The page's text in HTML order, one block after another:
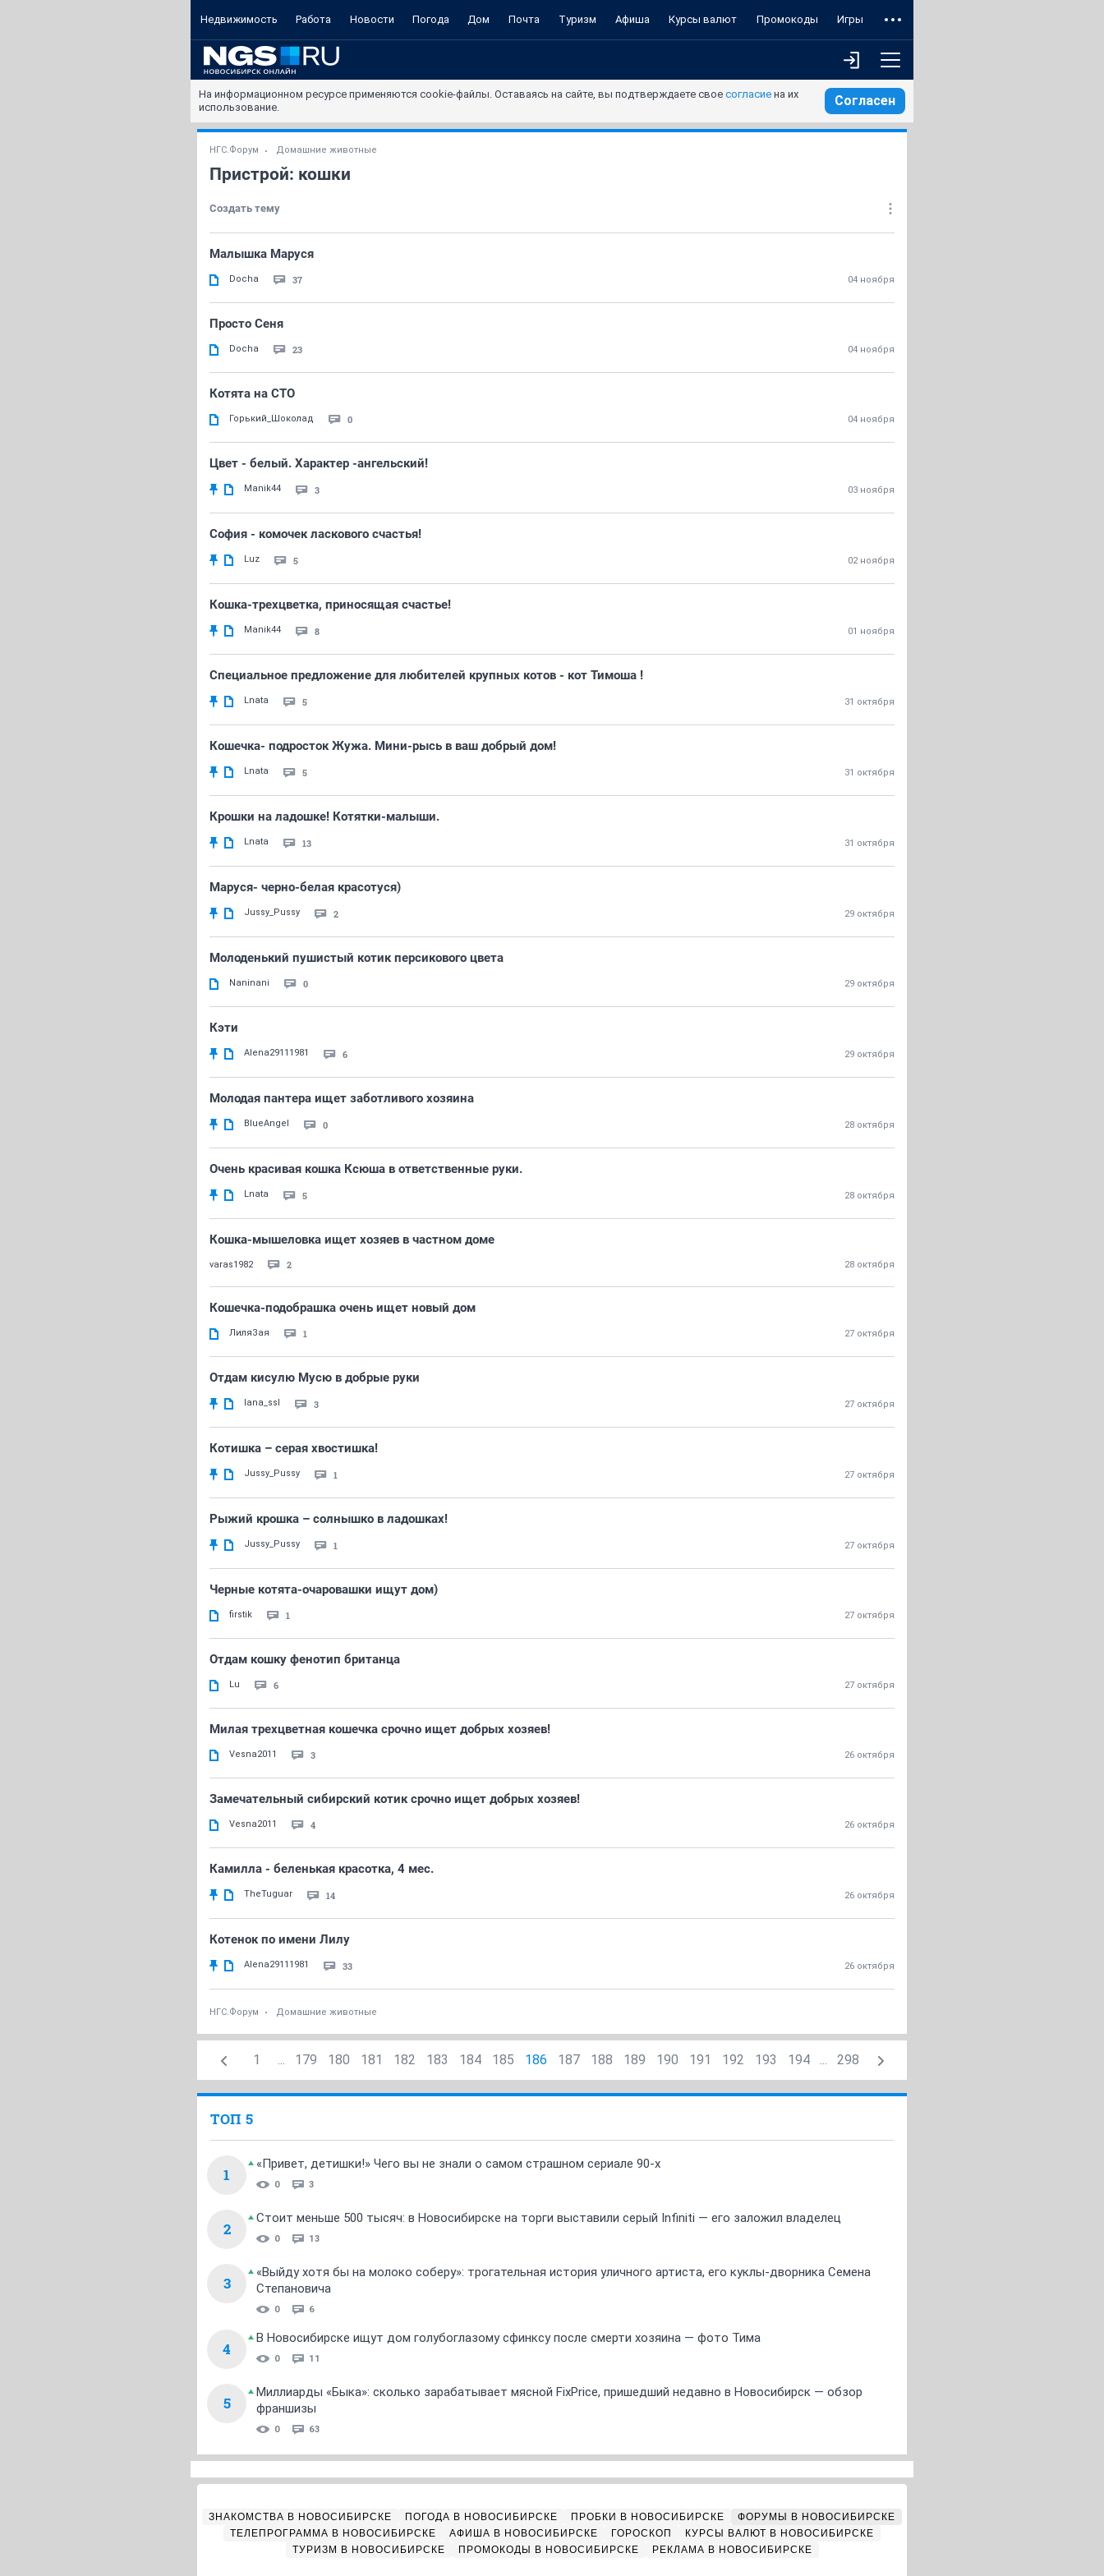
Недвижимость Работа Новости Погода Дом Почта Туризм Афиша Курсы валют Промокоды Игры
На информационном ресурсе применяются cookie-файлы. Оставаясь на сайте, вы подтверждаете свое согласие на их
использование.
Согласен
НГС.Форум Домашние животные
Пристрой: кошки
Создать тему
Малышка Маруся
Docha 37 04 ноября
Просто Сеня
Docha 23 04 ноября
Котята на СТО
Горький_Шоколад 0 04 ноября
Цвет - белый. Характер -ангельский!
Manik44 3 03 ноября
София - комочек ласкового счастья!
Luz 5 02 ноября
Кошка-трехцветка, приносящая счастье!
Manik44 8 01 ноября
Специальное предложение для любителей крупных котов - кот Тимоша !
Lnata 5 31 октября
Кошечка- подросток Жужа. Мини-рысь в ваш добрый дом!
Lnata 5 31 октября
Крошки на ладошке! Котятки-малыши.
Lnata 13 31 октября
Маруся- черно-белая красотуся)
Jussy_Pussy 2 29 октября
Молоденький пушистый котик персикового цвета
Naninani 0 29 октября
Кэти
Alena29111981 6 29 октября
Молодая пантера ищет заботливого хозяина
BlueAngel 0 28 октября
Очень красивая кошка Ксюша в ответственные руки.
Lnata 5 28 октября
Кошка-мышеловка ищет хозяев в частном доме
varas1982 2 28 октября
Кошечка-подобрашка очень ищет новый дом
ЛиляЗая 1 27 октября
Отдам кисулю Мусю в добрые руки
lana_ssl 3 27 октября
Котишка – серая хвостишка!
Jussy_Pussy 1 27 октября
Рыжий крошка – солнышко в ладошках!
Jussy_Pussy 1 27 октября
Черные котята-очаровашки ищут дом)
firstik 1 27 октября
Отдам кошку фенотип британца
Lu 6 27 октября
Милая трехцветная кошечка срочно ищет добрых хозяев!
Vesna2011 3 26 октября
Замечательный сибирский котик срочно ищет добрых хозяев!
Vesna2011 4 26 октября
Камилла - беленькая красотка, 4 мес.
TheTuguar 14 26 октября
Котенок по имени Лилу
Alena29111981 33 26 октября
НГС.Форум Домашние животные
1 ... 179 180 181 182 183 184 185 186 187 188 189 190 191 192 193 194 ... 298
ТОП 5
1
«Привет, детишки!» Чего вы не знали о самом страшном сериале 90-х
0 3
2
Стоит меньше 500 тысяч: в Новосибирске на торги выставили серый Infiniti — его заложил владелец
0 13
3
«Выйду хотя бы на молоко соберу»: трогательная история уличного артиста, его куклы-дворника Семена
Степановича
0 6
4
В Новосибирске ищут дом голубоглазому сфинксу после смерти хозяина — фото Тима
0 11
5
Миллиарды «Быка»: сколько зарабатывает мясной FixPrice, пришедший недавно в Новосибирск — обзор
франшизы
0 63
ЗНАКОМСТВА В НОВОСИБИРСКЕ ПОГОДА В НОВОСИБИРСКЕ ПРОБКИ В НОВОСИБИРСКЕ
ФОРУМЫ В НОВОСИБИРСКЕ
ТЕЛЕПРОГРАММА В НОВОСИБИРСКЕ
АФИША В НОВОСИБИРСКЕ ГОРОСКОП
КУРСЫ ВАЛЮТ В НОВОСИБИРСКЕ
ТУРИЗМ В НОВОСИБИРСКЕ
ПРОМОКОДЫ В НОВОСИБИРСКЕ РЕКЛАМА В НОВОСИБИРСКЕ